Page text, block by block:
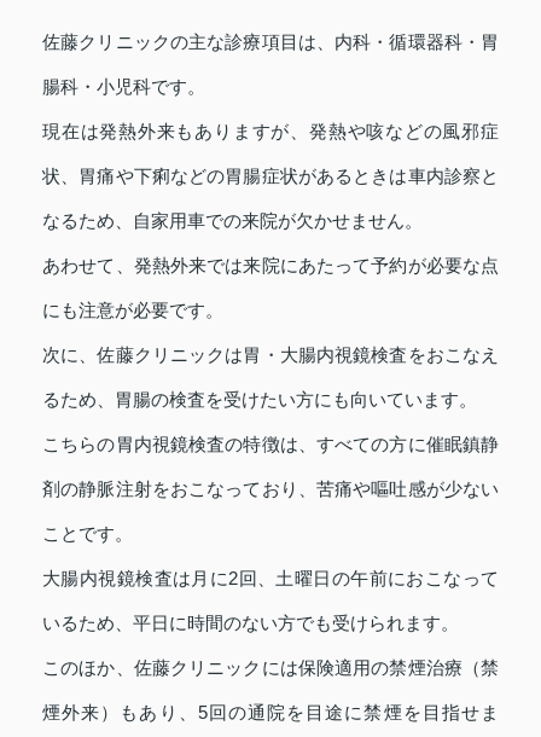
佐藤クリニックの主な診療項目は、内科・循環器科・胃
腸科・小児科です。
現在は発熱外来もありますが、発熱や咳などの風邪症
状、胃痛や下痢などの胃腸症状があるときは車内診察と
なるため、自家用車での来院が欠かせません。
あわせて、発熱外来では来院にあたって予約が必要な点
にも注意が必要です。
次に、佐藤クリニックは胃・大腸内視鏡検査をおこなえ
るため、胃腸の検査を受けたい方にも向いています。
こちらの胃内視鏡検査の特徴は、すべての方に催眠鎮静
剤の静脈注射をおこなっており、苦痛や嘔吐感が少ない
ことです。
大腸内視鏡検査は月に2回、土曜日の午前におこなって
いるため、平日に時間のない方でも受けられます。
このほか、佐藤クリニックには保険適用の禁煙治療（禁
煙外来）もあり、5回の通院を目途に禁煙を目指せま